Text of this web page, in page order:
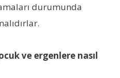
durumunda
ve ergenlere nasıl